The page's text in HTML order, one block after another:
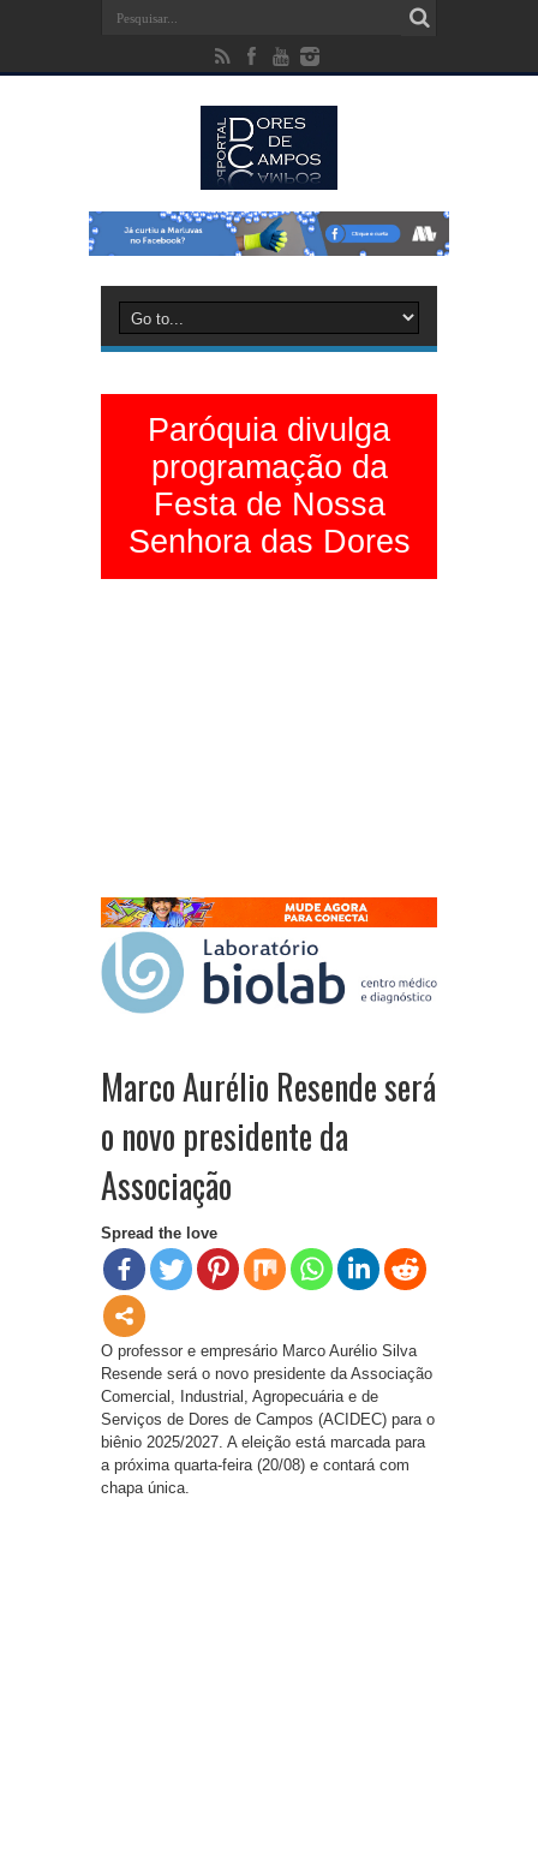
Paróquia divulga
programação da
Festa de Nossa
Senhora das Dores
Marco Aurélio Resende será
o novo presidente da
Associação
Spread the love
O professor e empresário Marco Aurélio Silva
Resende será o novo presidente da Associação
Comercial, Industrial, Agropecuária e de
Serviços de Dores de Campos (ACIDEC) para o
biênio 2025/2027. A eleição está marcada para
a próxima quarta-feira (20/08) e contará com
chapa única.